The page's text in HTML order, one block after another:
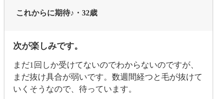
これからに期待♪・32歳
次が楽しみです。
まだ1回しか受けてないのでわからないのですが、
まだ抜け具合が弱いです。数週間経つと毛が抜けて
いくそうなので、待っています。